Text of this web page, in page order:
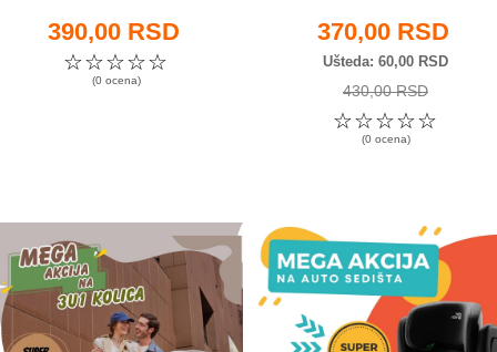
390,00 RSD
☆
☆
☆
☆
☆
(0 ocena)
370,00 RSD
Ušteda 60,00 RSD
430,00 RSD
☆
☆
☆
☆
☆
(0 ocena)